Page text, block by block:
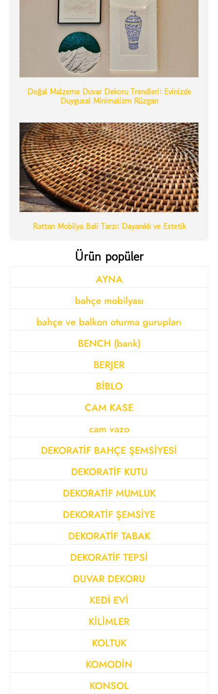
Doğal Malzeme Duvar Dekoru Trendleri: Evinizde
Duygusal Minimalizm Rüzgarı
Rattan Mobilya Bali Tarzı: Dayanıklı ve Estetik
Ürün popüler
AYNA
bahçe mobilyası
bahçe ve balkon oturma gurupları
BENCH (bank)
BERJER
BİBLO
CAM KASE
cam vazo
DEKORATİF BAHÇE ŞEMSİYESİ
DEKORATİF KUTU
DEKORATİF MUMLUK
DEKORATİF ŞEMSİYE
DEKORATİF TABAK
DEKORATİF TEPSİ
DUVAR DEKORU
KEDİ EVİ
KİLİMLER
KOLTUK
KOMODİN
KONSOL